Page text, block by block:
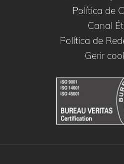
Política de
Canal
Política de
Gerir